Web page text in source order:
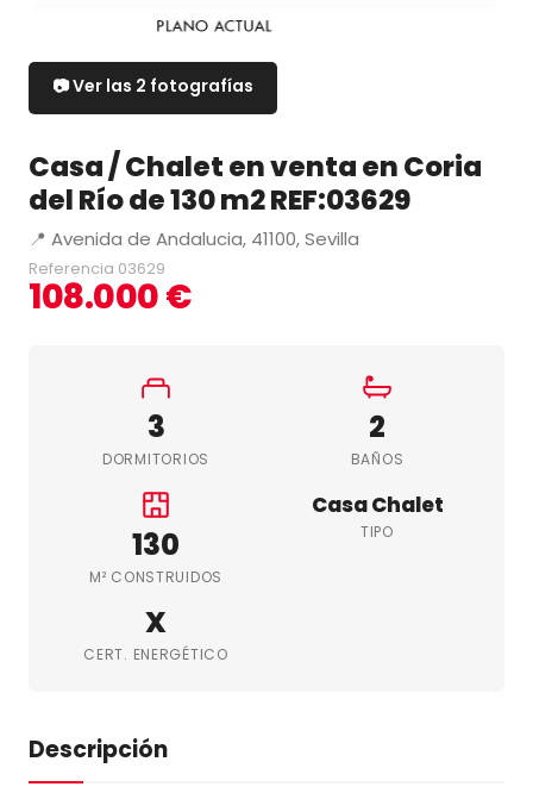
📷 Ver las 2 fotografías
Casa / Chalet en venta en Coria
del Río de 130 m2 REF:03629
📍 Avenida de Andalucia, 41100, Sevilla
Referencia 03629
108.000 €
3
DORMITORIOS
2
BAÑOS
130
M² CONSTRUIDOS
Casa Chalet
TIPO
X
CERT. ENERGÉTICO
Descripción